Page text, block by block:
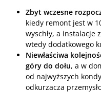
Zbyt wczesne
kiedy remont jest w
wyschły, a instalacje
wtedy dodatkowego
Niewłaściwa
góry do dołu, a w
od najwyższych
odkurzacza